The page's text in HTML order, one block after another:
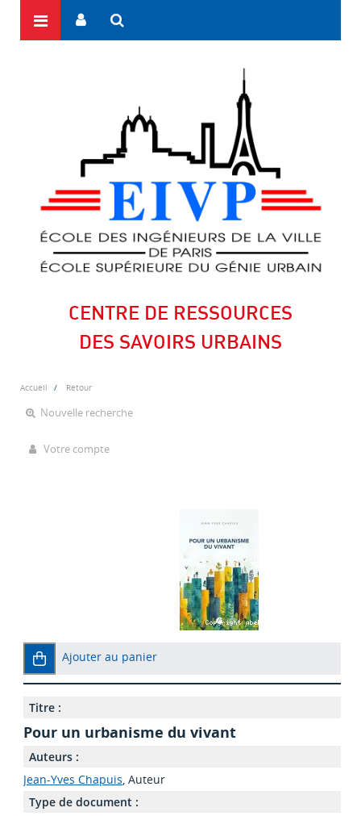
CENTRE DE RESSOURCES
DES SAVOIRS URBAINS
Accueil Retour
Nouvelle recherche
Votre compte
Ajouter au panier
Titre :
Pour un urbanisme du vivant
Auteurs :
Jean-Yves Chapuis, Auteur
Type de document :